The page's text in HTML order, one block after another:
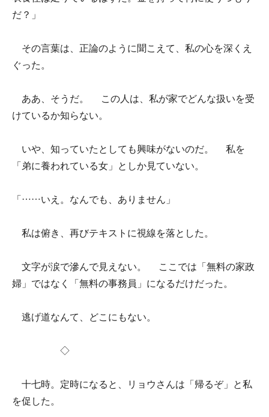
だ？」
その言葉は、正論のように聞こえて、私の心を深くえ
ぐった。
ああ、そうだ。 この人は、私が家でどんな扱いを受
けているか知らない。
いや、知っていたとしても興味がないのだ。 私を
「弟に養われている女」としか見ていない。
「……いえ。なんでも、ありません」
私は俯き、再びテキストに視線を落とした。
文字が涙で滲んで見えない。 ここでは「無料の家政
婦」ではなく「無料の事務員」になるだけだった。
逃げ道なんて、どこにもない。
◇
十七時。定時になると、リョウさんは「帰るぞ」と私
を促した。